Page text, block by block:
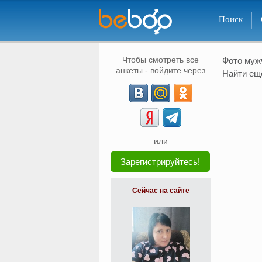
Поиск
Чтобы смотреть все
анкеты - войдите через
или
Зарегистрируйтесь!
Сейчас на сайте
Фото
Найти